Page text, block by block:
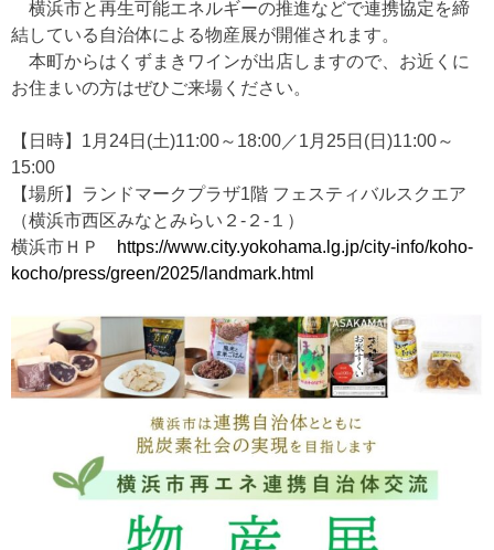
横浜市と再生可能エネルギーの推進などで連携協定を締
結している自治体による物産展が開催されます。
本町からはくずまきワインが出店しますので、お近くに
お住まいの方はぜひご来場ください。
【日時】1月24日(土)11:00～18:00／1月25日(日)11:00～
15:00
【場所】ランドマークプラザ1階 フェスティバルスクエア
（横浜市西区みなとみらい２-２-１）
横浜市ＨＰ
https://www.city.yokohama.lg.jp/city-info/koho-
kocho/press/green/2025/landmark.html